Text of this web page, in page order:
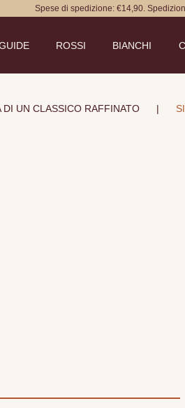
Spese di spedizione: €14,90.
ROSSI BIANCHI
UN CLASSICO RAFFINATO |